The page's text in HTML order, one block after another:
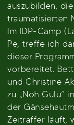
auszubilden,
traumatisierten
Im IDP-Camp
Pe, treffe ich
dieser
vorbereitet.
und Christine
zu „Noh Gulu“
der
Zeitraffer läuft,